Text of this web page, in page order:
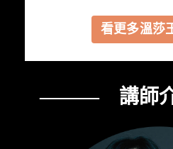
看更多溫莎
——— 講師